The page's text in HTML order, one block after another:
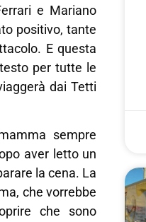
e Mariano
positivo, tante
E questa
per tutte le
dai Tetti
sempre
aver letto un
la cena. La
che vorrebbe
che sono